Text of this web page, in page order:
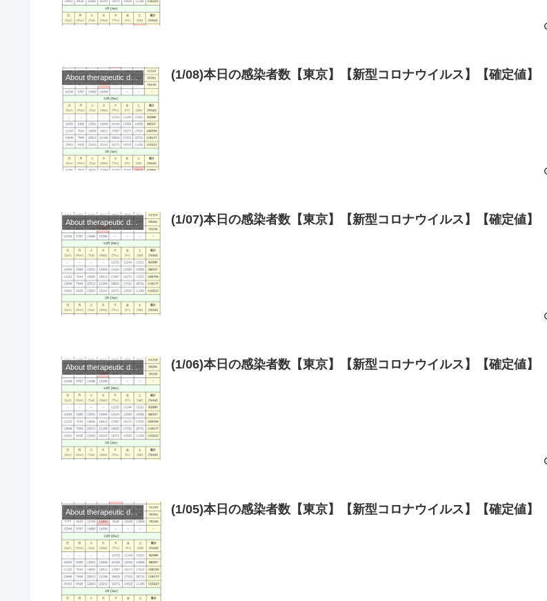
About therapeutic drugs and vaccines (1/08)本日の感染者数【東京】【新型コロナウイルス】【確定値】
About therapeutic drugs and vaccines (1/07)本日の感染者数【東京】【新型コロナウイルス】【確定値】
About therapeutic drugs and vaccines (1/06)本日の感染者数【東京】【新型コロナウイルス】【確定値】
About therapeutic drugs and vaccines (1/05)本日の感染者数【東京】【新型コロナウイルス】【確定値】